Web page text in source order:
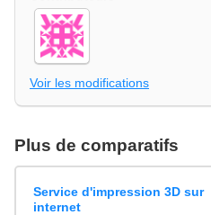
Voir les modifications
Plus de comparatifs
Service d'impression 3D sur
internet